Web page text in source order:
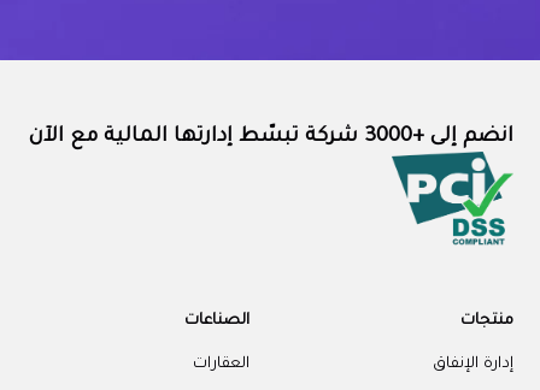
انضم إلى +3000 شركة تبسّط إدارتها المالية مع الآن
منتجات
إدارة الإنفاق
الصناعات
العقارات